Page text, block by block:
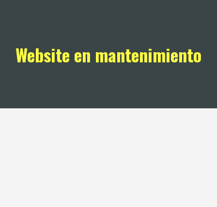
Website en mantenimiento